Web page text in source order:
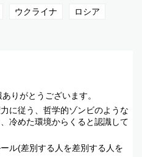
nc159672
nc151215
ウクライナ ロシア
りがとうございます。
に従う、哲学的ゾンビのような
冷めた環境からくると認識して
ル(差別する人を差別する人を